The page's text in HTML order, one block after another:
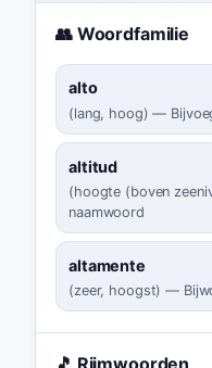
👥 Woordfamilie
alto
(lang, hoog) —
altitud
(hoogte (boven
naamwoord
altamente
(zeer, hoogst) —